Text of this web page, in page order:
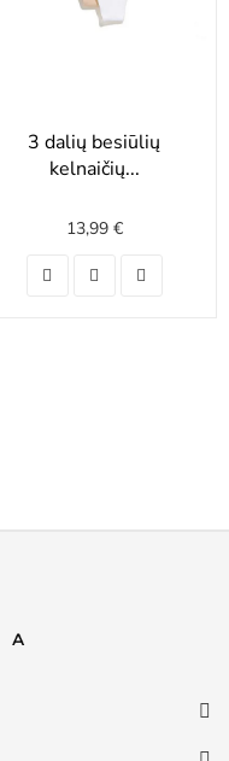
3 dalių besiūlių
kelnaičių...
13,99 €